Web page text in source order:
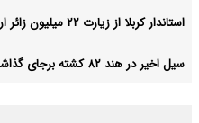
استاندار کربلا از زیارت ۲۲ میلیون زائر اربعین خبر داد
سیل اخیر در هند ۸۲ کشته برجای گذاشت